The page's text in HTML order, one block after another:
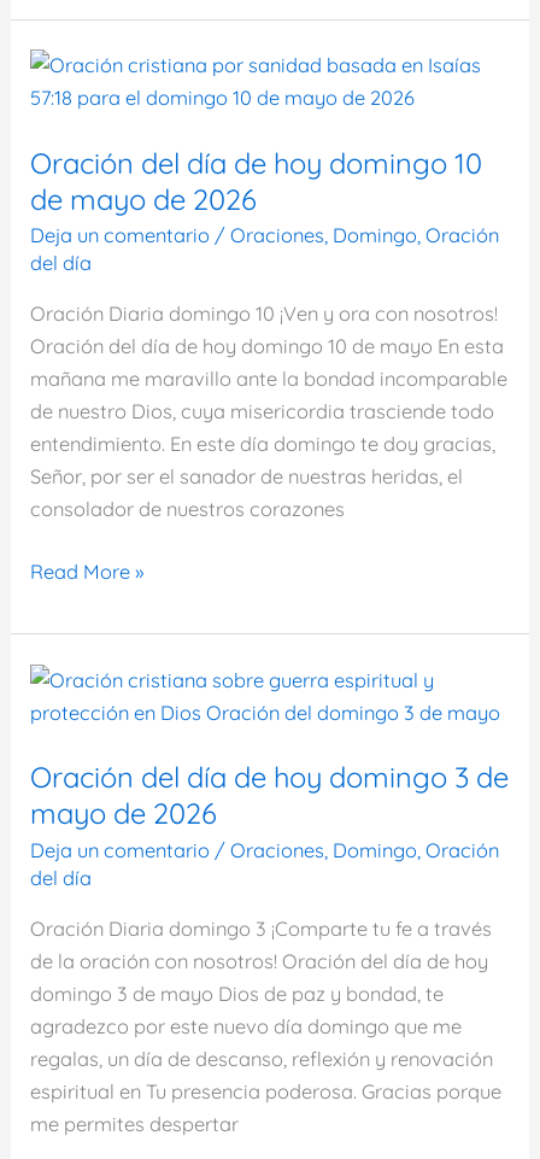
día
de
hoy
domingo
17
de
mayo
de
Oración del día de hoy domingo 10
de mayo de 2026
Deja un comentario /Oraciones, Domingo,Oración
del día
Oración Diaria domingo 10 ¡Ven y ora con nosotros!
Oración del día de hoy domingo 10 de mayo En esta
mañana me maravillo ante la bondad incomparable
de nuestro Dios, cuya misericordia trasciende todo
entendimiento. En este día domingo te doy gracias,
Señor, por ser el sanador de nuestras heridas, el
consolador de nuestros corazones
Oración
día
de
domingo
10
mayo
de
Read More »
Oración del día de hoy domingo 3 de
mayo de 2026
Deja un comentario /Oraciones, Domingo,Oración
del día
Oración Diaria domingo 3 ¡Comparte tu fe a través
de la oración con nosotros! Oración del día de hoy
domingo 3 de mayo Dios de paz y bondad, te
agradezco por este nuevo día domingo que me
regalas, un día de descanso, reflexión y renovación
espiritual en Tu presencia poderosa. Gracias porque
me permites despertar